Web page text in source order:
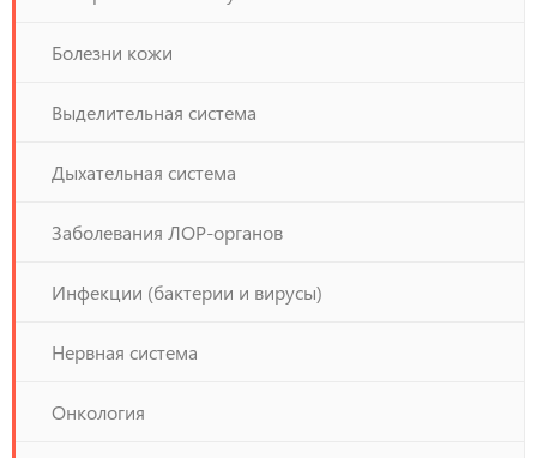
Болезни кожи
Выделительная система
Дыхательная система
Заболевания ЛОР-органов
Инфекции (бактерии и вирусы)
Нервная система
Онкология